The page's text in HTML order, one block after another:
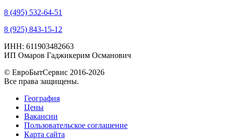
8 (495) 532-64-51
8 (925) 843-15-12
ИНН: 611903482663
ИП Омаров Гаджикерим Османович
© ЕвроБытСервис 2016-2026
Все права защищены.
География
Цены
Вакансии
Пользовательское соглашение
Карта сайта